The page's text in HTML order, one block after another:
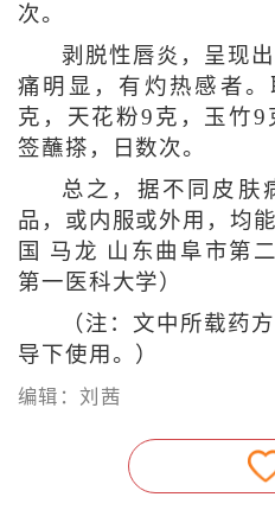
次。
剥脱性唇炎，呈现
痛明显，有灼热感者
克，天花粉9克，玉竹
签蘸搽，日数次。
总之，据不同皮肤
品，或内服或外用，均
国 马龙 山东曲阜市第
第一医科大学）
（注：文中所载药
导下使用。）
编辑：刘茜